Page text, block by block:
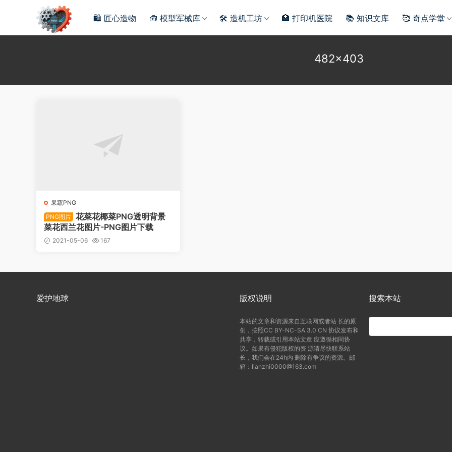
🛍️ 匠心造物 🧰 模型军械库 🛠️ 造机工坊 🏥 打印机医院 📚 知识文库 🥰 奇点学堂
482×403
果蔬PNG
PNG图片 花菜花椰菜PNG透明背景
菜花西兰花图片-PNG图片下载
2021-05-06 167
爱护地球 版权说明
本站的文章和资源来自互联网或者站 长的原
创，按照CC BY-NC-SA 3.0 CN 协议发布和
共享，转载或引用本站文章 应遵循相同协
议。如果有侵犯版权的资 源请尽快联系站
长，我们会在24h内 删除有争议的资源。邮
箱：lianzhi0000@163.com
搜索本站